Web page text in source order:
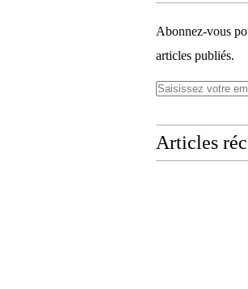
Abonnez-vous
articles publiés.
Articles